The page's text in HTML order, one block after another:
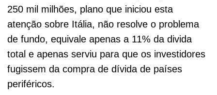
250 mil milhões, plano que iniciou esta
atenção sobre Itália, não resolve o problema
de fundo, equivale apenas a 11% da divida
total e apenas serviu para que os investidores
fugissem da compra de dívida de países
periféricos.